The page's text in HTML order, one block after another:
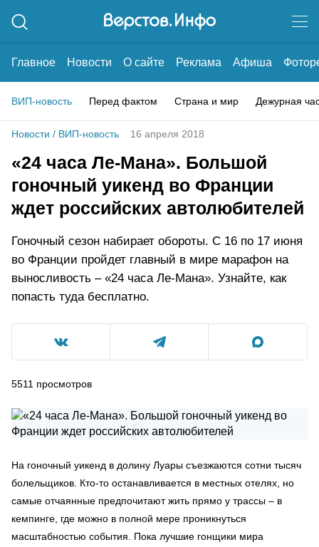
Главное Новости О сайте Реклама Афиша
ВИП-новость Перед фактом Страна и мир Дежурная
Новости / ВИП-новость 16 апреля 2018
«24 часа Ле-Мана». Большой
гоночный уикенд во Франции
ждет российских автолюбителей
Гоночный сезон набирает обороты. С 16 по 17 июня
во Франции пройдет главный в мире марафон на
выносливость – «24 часа Ле-Мана». Узнайте, как
попасть туда бесплатно.
5511 просмотров
На гоночный уикенд в долину Луары съезжаются сотни тысяч
болельщиков. Кто-то останавливается в местных отелях, но
самые отчаянные предпочитают жить прямо у трассы – в
кемпинге, где можно в полной мере проникнуться
масштабностью события. Пока лучшие гонщики мира